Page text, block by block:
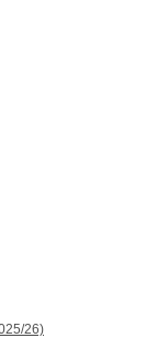
26)